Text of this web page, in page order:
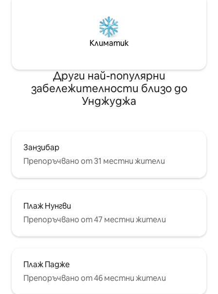
Климатик
Други най-популярни
забележителности близо до
Унджуджа
Занзибар
Препоръчвано от 31 местни жители
Плаж Нунгви
Препоръчвано от 47 местни жители
Плаж Падже
Препоръчвано от 46 местни жители